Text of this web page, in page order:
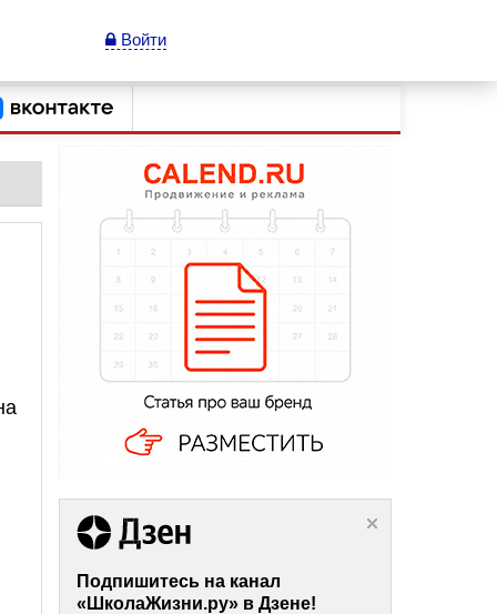
Войти
Подпишитесь на канал
«ШколаЖизни.ру» в Дзене!